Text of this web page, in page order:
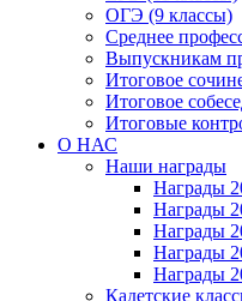
ОГЭ (9 классы)
Среднее
Выпускникам
Итоговое
Итоговое
Итоговые
О НАС
Наши награды
Награды
Награды
Награды
Награды
Награды
Кадетские